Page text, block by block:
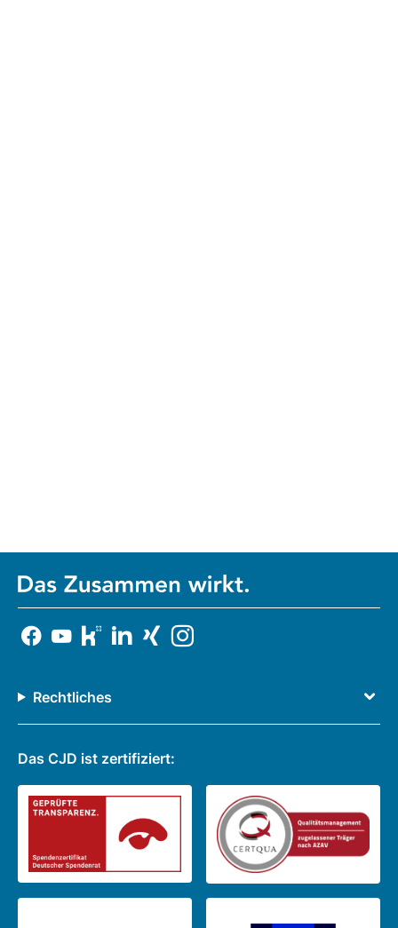
Rechtliches
Das CJD ist zertifiziert: